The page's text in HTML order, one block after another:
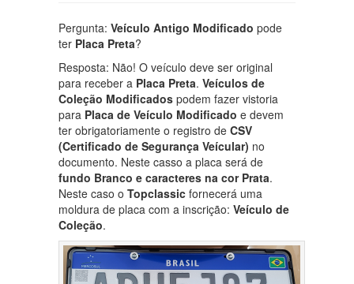
Pergunta: Veículo Antigo Modificado pode
ter Placa Preta?
Resposta: Não! O veículo deve ser original
para receber a Placa Preta. Veículos de
Coleção Modificados podem fazer vistoria
para Placa de Veículo Modificado e devem
ter obrigatoriamente o registro de CSV
(Certificado de Segurança Veícular) no
documento. Neste casso a placa será de
fundo Branco e caracteres na cor Prata.
Neste caso o Topclassic fornecerá uma
moldura de placa com a inscrição: Veículo de
Coleção.